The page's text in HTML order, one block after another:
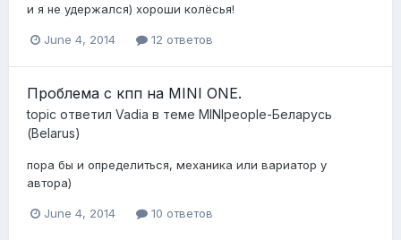
и я не удержался) хороши колёсья!
June 4, 2014 12 ответов
Проблема с кпп на MINI ONE.
topic ответил Vadia в теме MINIpeople-Беларусь
(Belarus)
пора бы и определиться, механика или вариатор у
автора)
June 4, 2014 10 ответов